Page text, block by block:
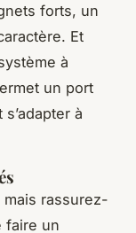
forts, un
Et
à
un port
à
mais rassurez-
faire un